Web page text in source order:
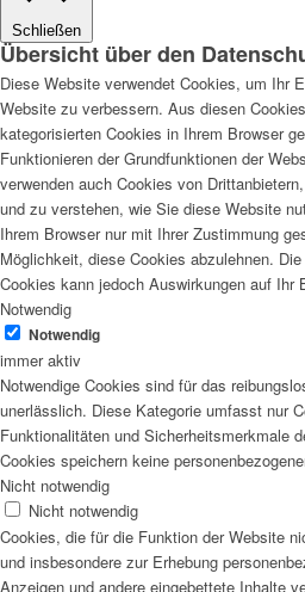
Schließen
Übersicht über den
Diese Website verwendet Cookies, um Ihr
Website zu verbessern. Aus diesen
kategorisierten Cookies in Ihrem Browser
Funktionieren der Grundfunktionen der
verwenden auch Cookies von
und zu verstehen, wie Sie diese Website
Ihrem Browser nur mit Ihrer Zustimmung
Möglichkeit, diese Cookies abzulehnen.
Cookies kann jedoch Auswirkungen auf Ihr
Notwendig
Notwendig
immer aktiv
Notwendige Cookies sind für das
unerlässlich. Diese Kategorie umfasst nur
Funktionalitäten und Sicherheitsmerkmale
Cookies speichern keine
Nicht notwendig
Nicht notwendig
Cookies, die für die Funktion der Website
und insbesondere zur Erhebung
Anzeigen und andere eingebettete Inhalte